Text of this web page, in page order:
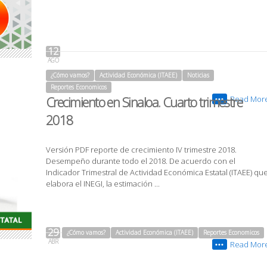
12
AGO
¿Cómo vamos?
Actividad Económica (ITAEE)
Noticias
Reportes Economicos
Read
•••
Crecimiento en Sinaloa. Cuarto trimestre
2018
Versión PDF reporte de crecimiento IV trimestre 2018.
Desempeño durante todo el 2018. De acuerdo con el
Indicador Trimestral de Actividad Económica Estatal (ITAEE)
elabora el INEGI, la estimación ...
29
ABR
¿Cómo vamos? Actividad Económica (ITAEE) Reportes Economicos
Read
•••